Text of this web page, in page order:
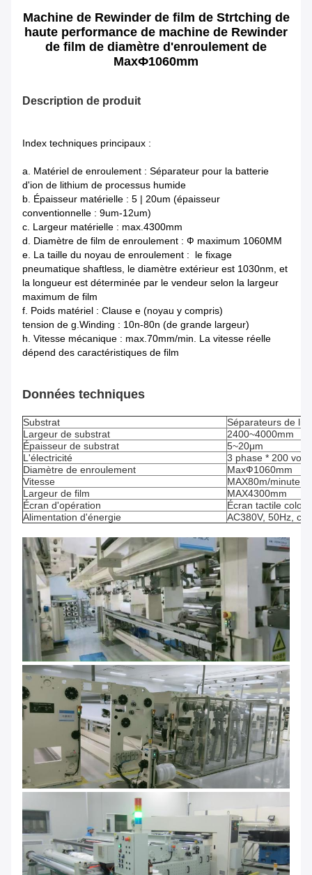
Machine de Rewinder de film de Strtching de
haute performance de machine de Rewinder
de film de diamètre d'enroulement de
MaxФ1060mm
Description de produit
Index techniques principaux :
a. Matériel de enroulement : Séparateur pour la batterie
d'ion de lithium de processus humide
b. Épaisseur matérielle : 5 | 20um (épaisseur
conventionnelle : 9um-12um)
c. Largeur matérielle : max.4300mm
d. Diamètre de film de enroulement : Ф maximum 1060MM
e. La taille du noyau de enroulement : le fixage
pneumatique shaftless, le diamètre extérieur est 1030nm, et
la longueur est déterminée par le vendeur selon la largeur
maximum de film
f. Poids matériel : Clause e (noyau y compris)
tension de g.Winding : 10n-80n (de grande largeur)
h. Vitesse mécanique : max.70mm/min. La vitesse réelle
dépend des caractéristiques de film
Données techniques
Substrat
Séparateurs de
Largeur de substrat
2400~4000mm
Épaisseur de substrat
5~20μm
L'électricité
3 phase * 200
Diamètre de enroulement
MaxФ1060mm
Vitesse
MAX80m/minute
Largeur de film
MAX4300mm
Écran d'opération
Écran tactile
Alimentation d'énergie
AC380V, 50Hz,